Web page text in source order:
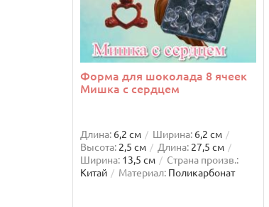
Форма для шоколада 8 ячеек
Мишка с сердцем
Длина: 6,2 см Ширина: 6,2 см
Высота: 2,5 см Длина: 27,5 см
Ширина: 13,5 см
Страна произв.:
Китай
Материал: Поликарбонат